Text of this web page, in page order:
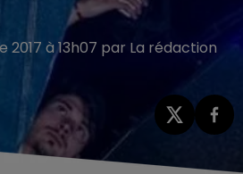
2017 à 13h07 par La rédaction